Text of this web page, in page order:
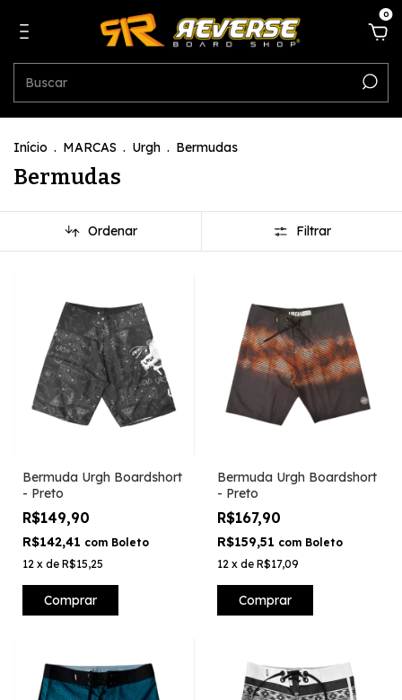
0
Início . MARCAS . Urgh . Bermudas
Bermudas
Ordenar Filtrar
Bermuda Urgh Boardshort
- Preto
R$149,90
R$142,41 com Boleto
12 x de R$15,25
Comprar
Bermuda Urgh Boardshort
- Preto
R$167,90
R$159,51 com Boleto
12 x de R$17,09
Comprar